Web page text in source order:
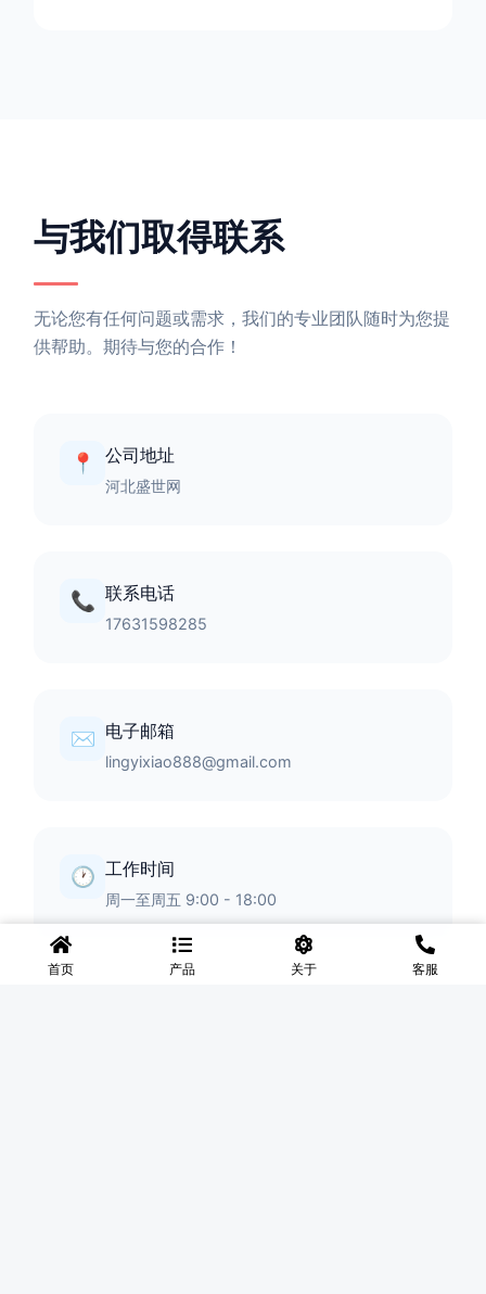
与我们取得联系
无论您有任何问题或需求，我们的专业团队随时为您提
供帮助。期待与您的合作！
📍 公司地址
河北盛世网
📞 联系电话
17631598285
✉️ 电子邮箱
lingyixiao888@gmail.com
🕐 工作时间
周一至周五 9:00 - 18:00
首页 产品 关于 客服